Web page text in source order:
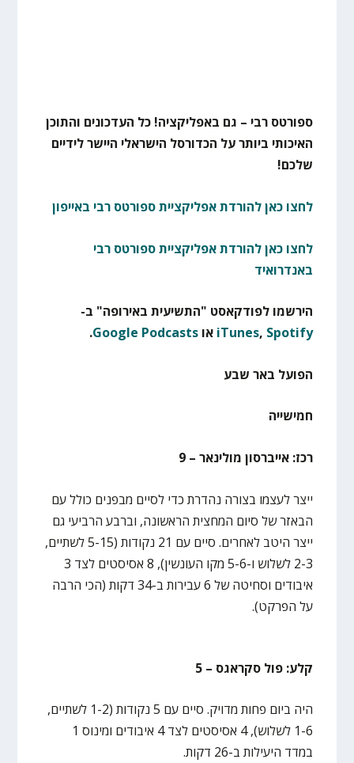
ספורטס רבי – גם באפליקציה! כל העדכונים והתוכן
האיכותי ביותר על הכדורסל הישראלי היישר לידיים
שלכם!
לחצו כאן להורדת אפליקציית ספורטס רבי באייפון
לחצו כאן להורדת אפליקציית ספורטס רבי
באנדרואיד
הירשמו לפודקאסט "התשיעית באירופה" ב-
iTunes, Spotify אוGoogle Podcasts
.
הפועל באר שבע
חמישייה
רכז: אייברסון מולינאר – 9
ייצר לעצמו בצורה נהדרת כדי לסיים מבפנים כולל עם
הבאזר של סיום המחצית הראשונה, וברבע הרביעי גם
ייצר היטב לאחרים. סיים עם 21 נקודות (5-15 לשתיים,
2-3 לשלוש ו-5-6 מקו העונשין), 8 אסיסטים לצד 3
איבודים וסחיטה של 6 עבירות ב-34 דקות (הכי הרבה
על הפרקט).
קלע: פול סקראגס – 5
היה ביום פחות מדויק. סיים עם 5 נקודות (1-2 לשתיים,
1-6 לשלוש), 4 אסיסטים לצד 4 איבודים ומינוס 1
במדד היעילות ב-26 דקות.